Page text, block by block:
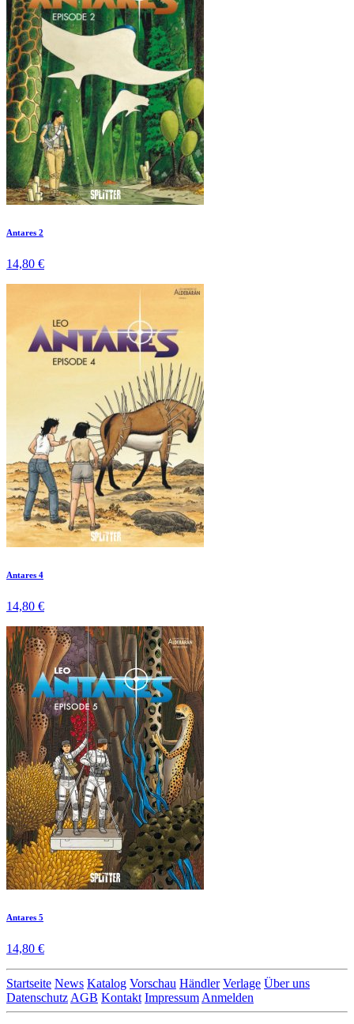
Antares 2
14,80 €
Antares 4
14,80 €
Antares 5
14,80 €
Startseite News Katalog Vorschau Händler Verlage Über uns
Datenschutz AGB Kontakt Impressum Anmelden